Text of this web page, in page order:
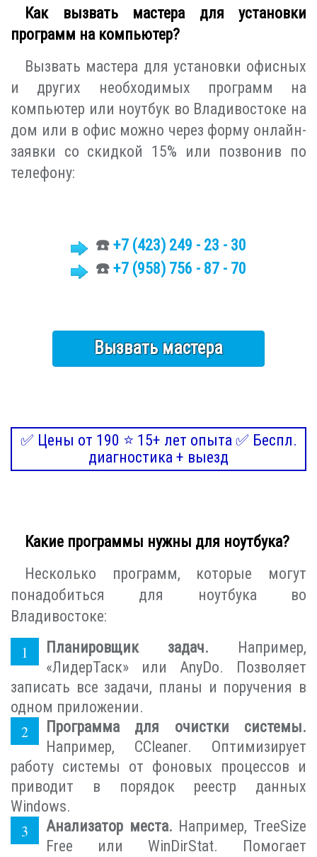
Как вызвать мастера для установки
программ на компьютер?
Вызвать мастера для установки офисных
и других необходимых программ на
компьютер или ноутбук во Владивостоке на
дом или в офис можно через форму онлайн-
заявки со скидкой 15% или позвонив по
телефону:
☎️ +7 (423) 249 - 23 - 30
☎️ +7 (958) 756 - 87 - 70
Вызвать мастера
✅ Цены от 190 ⭐ 15+ лет опыта ✅ Беспл.
диагностика + выезд
Какие программы нужны для ноутбука?
Несколько программ, которые могут
понадобиться для ноутбука во
Владивостоке:
Планировщик задач. Например,
«ЛидерТаск» или AnyDo. Позволяет
записать все задачи, планы и поручения в
одном приложении.
Программа для очистки системы.
Например, CCleaner. Оптимизирует
работу системы от фоновых процессов и
приводит в порядок реестр данных
Windows.
Анализатор места. Например, TreeSize
Free или WinDirStat. Помогает